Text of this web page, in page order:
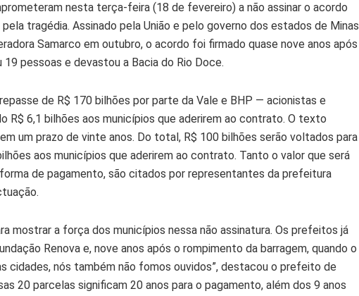
nesta terça-feira (18 de fevereiro) a não assinar o acordo
tragédia. Assinado pela União e pelo governo dos estados de Minas
Samarco em outubro, o acordo foi firmado quase nove anos após
pessoas e devastou a Bacia do Rio Doce.
de R$ 170 bilhões por parte da Vale e BHP — acionistas e
R$ 6,1 bilhões aos municípios que aderirem ao contrato. O texto
um prazo de vinte anos. Do total, R$ 100 bilhões serão voltados para
aos municípios que aderirem ao contrato. Tanto o valor que será
de pagamento, são citados por representantes da prefeitura
mostrar a força dos municípios nessa não assinatura. Os prefeitos já
Renova e, nove anos após o rompimento da barragem, quando o
cidades, nós também não fomos ouvidos”, destacou o prefeito de
20 parcelas significam 20 anos para o pagamento, além dos 9 anos